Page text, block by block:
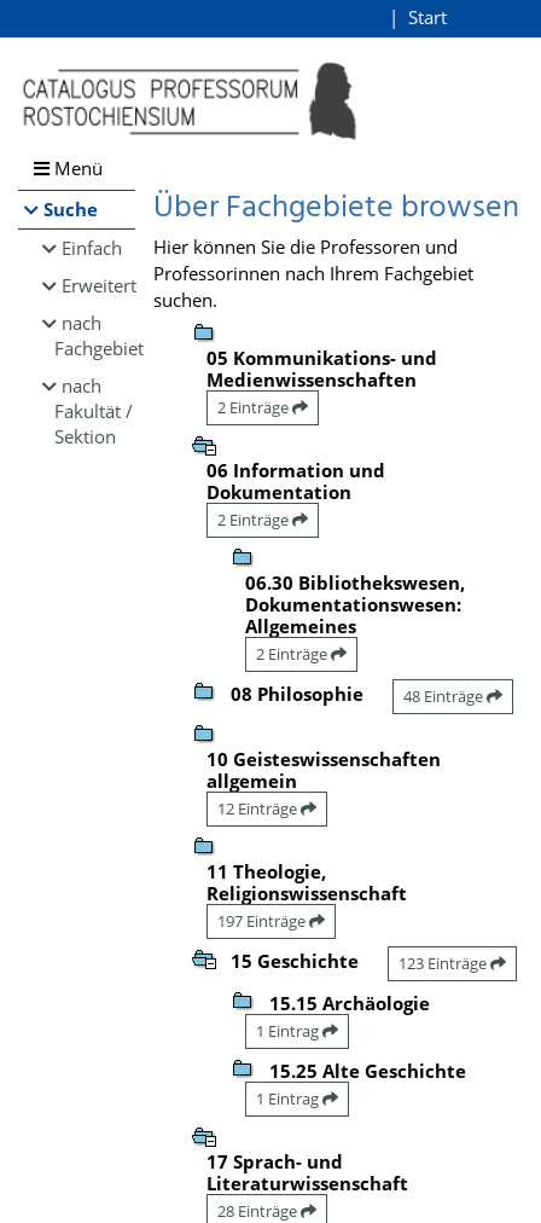
Browsen
direkt zum Inhalt
Start
Menü
Suche
Einfach
Erweitert
nach
Fachgebiet
nach
Fakultät /
Sektion
Über Fachgebiete browsen
Hier können Sie die Professoren und
Professorinnen nach Ihrem Fachgebiet
suchen.
05 Kommunikations- und
Medienwissenschaften
2 Einträge
06 Information und
Dokumentation
2 Einträge
06.30 Bibliothekswesen,
Dokumentationswesen:
Allgemeines
2 Einträge
08 Philosophie 48 Einträge
10 Geisteswissenschaften
allgemein
12 Einträge
11 Theologie,
Religionswissenschaft
197 Einträge
15 Geschichte 123 Einträge
15.15 Archäologie
1 Eintrag
15.25 Alte Geschichte
1 Eintrag
17 Sprach- und
Literaturwissenschaft
28 Einträge